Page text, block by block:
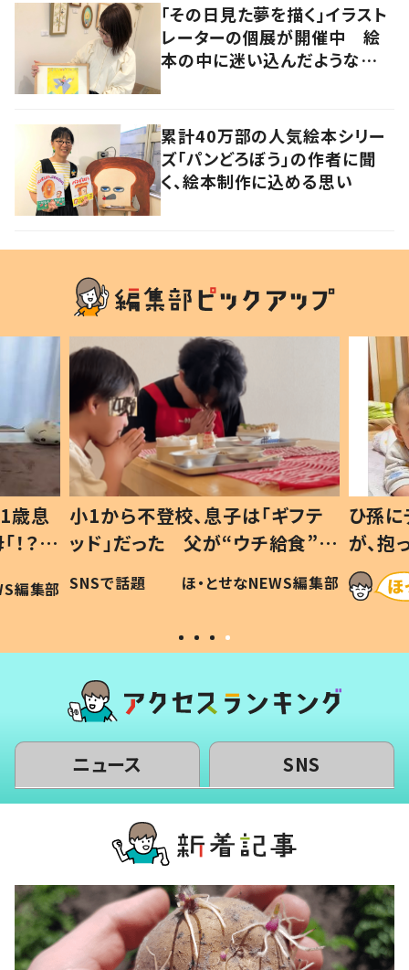
「その日見た夢を描く」イラスト
レーターの個展が開催中 絵
本の中に迷い込んだような想
累計40万部の人気絵本シリー
ズ「パンどろぼう」の作者に聞
く、絵本制作に込める思い
歳息
？」
編集部
小1から不登校、息子は「ギフテ
ッド」だった 父が“ウチ給食”を
作り続ける理由とは #令和の親
#令和の子
SNSで話題 ほ・とせなNEWS編集部
ひ孫
が、
「涙が
い」
ニュース SNS